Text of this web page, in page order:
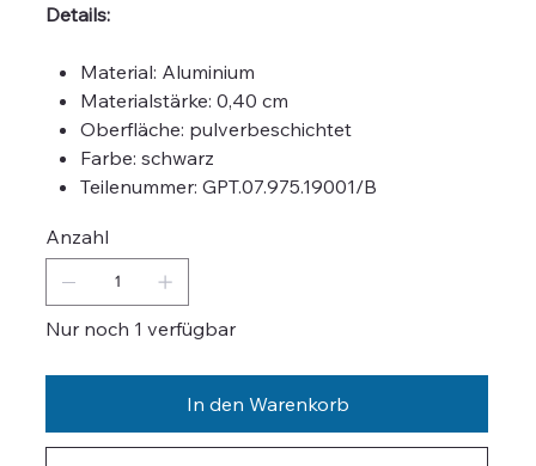
Details:
Material: Aluminium
Materialstärke: 0,40 cm
Oberfläche: pulverbeschichtet
Farbe: schwarz
Teilenummer: GPT.07.975.19001/B
Anzahl
Nur noch 1 verfügbar
In den Warenkorb